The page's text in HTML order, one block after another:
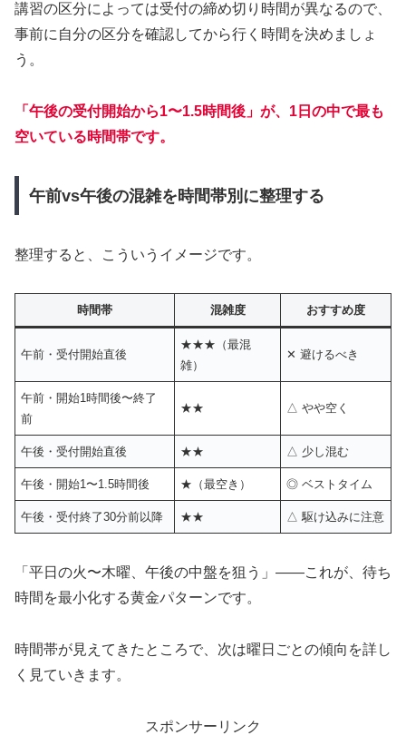
講習の区分によっては受付の締め切り時間が異なるので、
事前に自分の区分を確認してから行く時間を決めましょ
う。
「午後の受付開始から1〜1.5時間後」が、1日の中で最も
空いている時間帯です。
午前vs午後の混雑を時間帯別に整理する
整理すると、こういうイメージです。
時間帯 混雑度 おすすめ度
午前・受付開始直後
★★★（最混
雑）
✕ 避けるべき
午前・開始1時間後〜終了
前
★★ △ やや空く
午後・受付開始直後 ★★ △ 少し混む
午後・開始1〜1.5時間後 ★（最空き） ◎ ベストタイム
午後・受付終了30分前以降 ★★ △ 駆け込みに注意
「平日の火〜木曜、午後の中盤を狙う」——これが、待ち
時間を最小化する黄金パターンです。
時間帯が見えてきたところで、次は曜日ごとの傾向を詳し
く見ていきます。
スポンサーリンク